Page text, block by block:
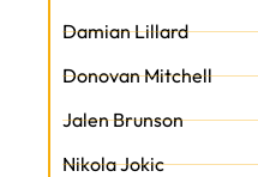
Damian Lillard
Donovan Mitchell
Jalen Brunson
Nikola Jokic